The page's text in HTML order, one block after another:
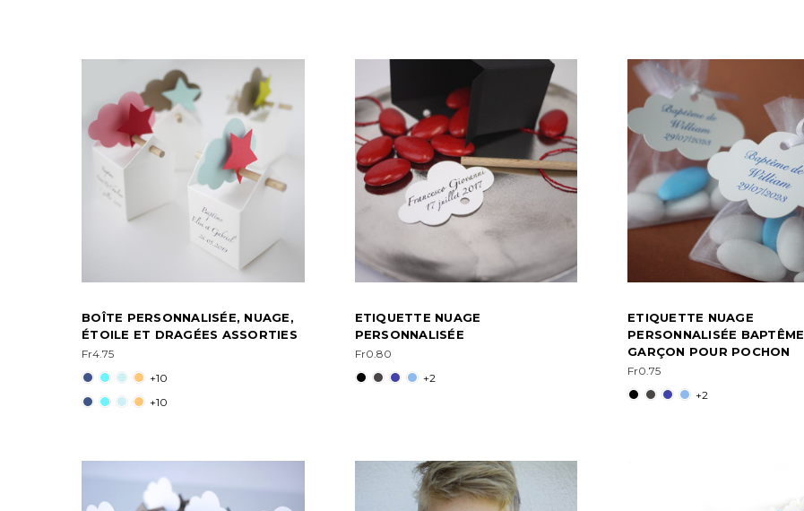
BOÎTE PERSONNALISÉE, NUAGE,
ÉTOILE ET DRAGÉES ASSORTIES
Fr4.75
+10
+10
ETIQUETTE NUAGE
PERSONNALISÉE
Fr0.80
+2
ETIQUETTE NUAGE
PERSONNALISÉE BAPTÊME
GARÇON POUR POCHON
Fr0.75
+2